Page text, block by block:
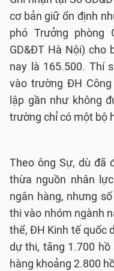
cơ bản giữ ổn định
phó Trưởng phòng
GD&ĐT Hà Nội) cho
nay là 165.500. Thí
vào trường ĐH
lập gần như không
trường chỉ có một bộ
Theo ông Sự, dù đã
thừa nguồn nhân
ngân hàng, nhưng
thi vào nhóm ngành
thể, ĐH Kinh tế quốc
dự thi, tăng 1.700
hàng khoảng 2.800